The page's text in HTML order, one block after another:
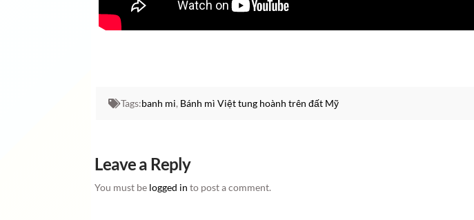
Tags:banh mi, Bánh mì Việt tung hoành trên đất Mỹ
Leave a Reply
You must be logged in to post a comment.